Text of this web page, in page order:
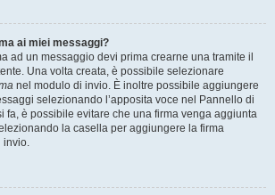
ai miei messaggi?
ad un messaggio devi prima crearne una tramite il
Una volta creata, è possibile selezionare
nel modulo di invio. È inoltre possibile aggiungere
selezionando l’apposita voce nel Pannello di
fa, è possibile evitare che una firma venga aggiunta
la casella per aggiungere la firma
invio.